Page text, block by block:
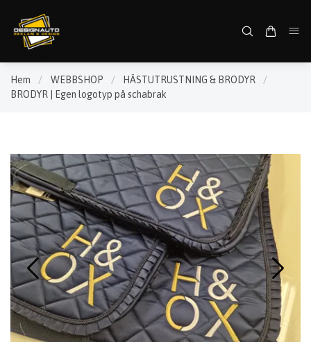
Hem / WEBBSHOP / HÄSTUTRUSTNING & BRODYR
/
BRODYR | Egen logotyp på schabrak